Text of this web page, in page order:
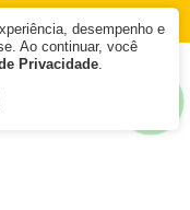
desempenho e
Ao continuar, você
Privacidade.